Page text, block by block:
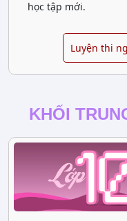
học tập mới.
Luyện thi
KHỐI